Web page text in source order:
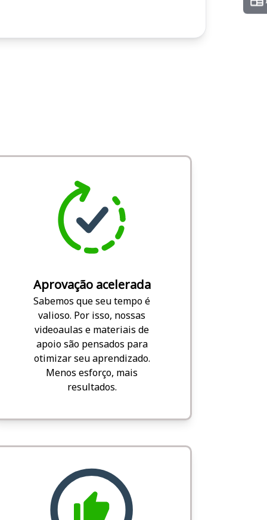
Aprovação acelerada
Sabemos que seu tempo é
valioso. Por isso, nossas
videoaulas e materiais de
apoio são pensados para
otimizar seu aprendizado.
Menos esforço, mais
resultados.